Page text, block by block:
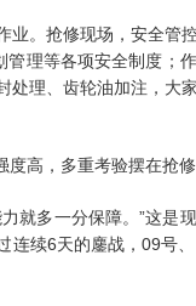
。抢修现场，安全管
理等各项安全制度
理、齿轮油加注，大
高，多重考验摆在抢
就多一分保障。”这是
续6天的鏖战，09号